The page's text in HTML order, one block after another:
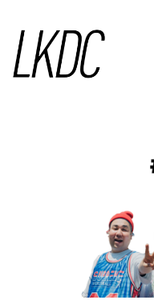
HOME
CALENDAR